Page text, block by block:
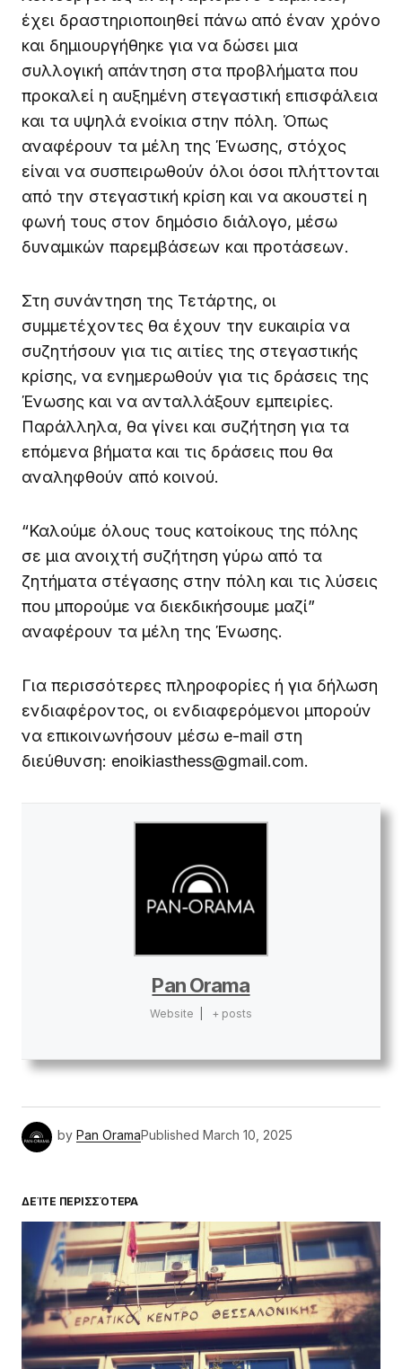
έχει δραστηριοποιηθεί πάνω από έναν χρόνο
και δημιουργήθηκε για να δώσει μια
συλλογική απάντηση στα προβλήματα που
προκαλεί η αυξημένη στεγαστική επισφάλεια
και τα υψηλά ενοίκια στην πόλη. Όπως
αναφέρουν τα μέλη της Ένωσης, στόχος
είναι να συσπειρωθούν όλοι όσοι πλήττονται
από την στεγαστική κρίση και να ακουστεί η
φωνή τους στον δημόσιο διάλογο, μέσω
δυναμικών παρεμβάσεων και προτάσεων.
Στη συνάντηση της Τετάρτης, οι
συμμετέχοντες θα έχουν την ευκαιρία να
συζητήσουν για τις αιτίες της στεγαστικής
κρίσης, να ενημερωθούν για τις δράσεις της
Ένωσης και να ανταλλάξουν εμπειρίες.
Παράλληλα, θα γίνει και συζήτηση για τα
επόμενα βήματα και τις δράσεις που θα
αναληφθούν από κοινού.
“Καλούμε όλους τους κατοίκους της πόλης
σε μια ανοιχτή συζήτηση γύρω από τα
ζητήματα στέγασης στην πόλη και τις λύσεις
που μπορούμε να διεκδικήσουμε μαζί”
αναφέρουν τα μέλη της Ένωσης.
Για περισσότερες πληροφορίες ή για δήλωση
ενδιαφέροντος, οι ενδιαφερόμενοι μπορούν
να επικοινωνήσουν μέσω e-mail στη
διεύθυνση: enoikiasthess@gmail.com.
Pan Orama
Website + posts
by Pan OramaPublished March 10, 2025
ΔΕΊΤΕ ΠΕΡΙΣΣΌΤΕΡΑ